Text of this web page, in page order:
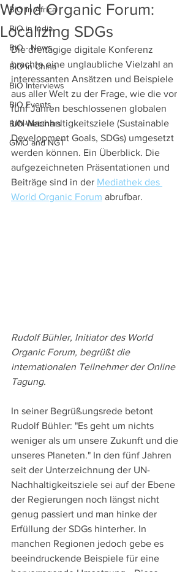
BiO in Africa
BiO in India
BiO - News
BiO in China
BiO Interviews
BiO Events
BiO Webinars
GMO and NGT
World Organic Forum:
Localizing SDGs
Die dreitägige digitale Konferenz
brachte eine unglaubliche Vielzahl an
interessanten Ansätzen und Beispiele
aus aller Welt zu der Frage, wie die vor
fünf Jahren beschlossenen globalen
UN-Nachhaltigkeitsziele (Sustainable
Development Goals, SDGs) umgesetzt
werden können. Ein Überblick. Die
aufgezeichneten Präsentationen und
Beiträge sind in der Mediathek des
World Organic Forum abrufbar.
Rudolf Bühler, Initiator des World
Organic Forum, begrüßt die
internationalen Teilnehmer der Online
Tagung.
In seiner Begrüßungsrede betont
Rudolf Bühler: "Es geht um nichts
weniger als um unsere Zukunft und die
unseres Planeten." In den fünf Jahren
seit der Unterzeichnung der UN-
Nachhaltigkeitsziele sei auf der Ebene
der Regierungen noch längst nicht
genug passiert und man hinke der
Erfüllung der SDGs hinterher. In
manchen Regionen jedoch gebe es
beeindruckende Beispiele für eine